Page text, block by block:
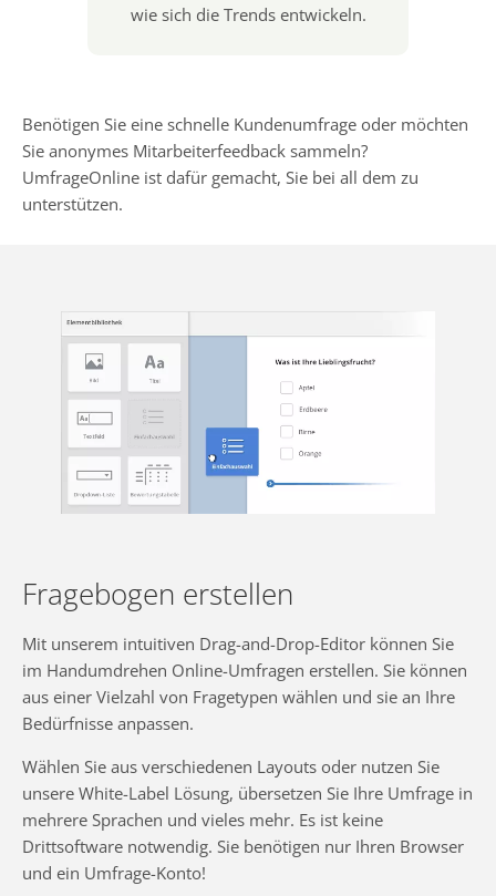
wie sich die Trends entwickeln.
Benötigen Sie eine schnelle Kundenumfrage oder möchten
Sie anonymes Mitarbeiterfeedback sammeln?
UmfrageOnline ist dafür gemacht, Sie bei all dem zu
unterstützen.
Fragebogen erstellen
Mit unserem intuitiven Drag-and-Drop-Editor können Sie
im Handumdrehen Online-Umfragen erstellen. Sie können
aus einer Vielzahl von Fragetypen wählen und sie an Ihre
Bedürfnisse anpassen.
Wählen Sie aus verschiedenen Layouts oder nutzen Sie
unsere White-Label Lösung, übersetzen Sie Ihre Umfrage in
mehrere Sprachen und vieles mehr. Es ist keine
Drittsoftware notwendig. Sie benötigen nur Ihren Browser
und ein Umfrage-Konto!